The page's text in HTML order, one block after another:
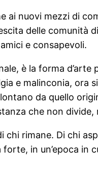
nuovi mezzi di
delle
e consapevoli.
è la forma
e malinconia, ora
da quello
che non divide,
chi rimane. Di chi
in un’epoca in